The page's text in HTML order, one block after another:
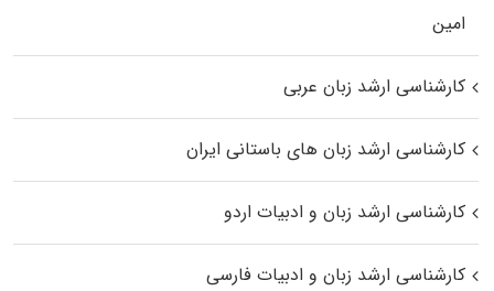
اﻣﻴﻦ
کارشناسی ارشد زبان عربی
کارشناسی ارشد زبان‌ های باستانی ایران
کارشناسی ارشد زبان و ادبیات اردو
کارشناسی ارشد زبان و ادبیات فارسی